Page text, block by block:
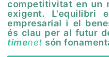
competitivitat en un
exigent. L'equilibri
empresarial i el
és clau per al futur
timenet són